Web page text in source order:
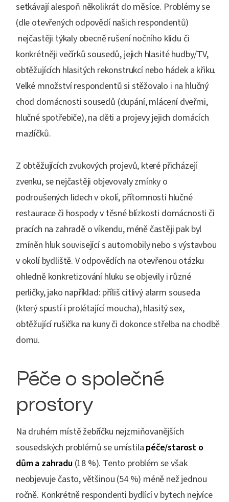
setkávají alespoň několikrát do měsíce. Problémy se
(dle otevřených odpovědí našich respondentů)
nejčastěji týkaly obecně rušení nočního klidu či
konkrétněji večírků sousedů, jejich hlasité hudby/TV,
obtěžujících hlasitých rekonstrukcí nebo hádek a křiku.
Velké množství respondentů si stěžovalo i na hlučný
chod domácnosti sousedů (dupání, mlácení dveřmi,
hlučné spotřebiče), na děti a projevy jejich domácích
mazlíčků.
Z obtěžujících zvukových projevů, které přicházejí
zvenku, se nejčastěji objevovaly zmínky o
podroušených lidech v okolí, přítomnosti hlučné
restaurace či hospody v těsné blízkosti domácnosti či
pracích na zahradě o víkendu, méně častěji pak byl
zmíněn hluk související s automobily nebo s výstavbou
v okolí bydliště. V odpovědích na otevřenou otázku
ohledně konkretizování hluku se objevily i různé
perličky, jako například: příliš citlivý alarm souseda
(který spustí i prolétající moucha), hlasitý sex,
obtěžující rušička na kuny či dokonce střelba na chodbě
domu.
Péče o společné
prostory
Na druhém místě žebříčku nejzmiňovanějších
sousedských problémů se umístila péče/starost o
dům a zahradu(18 %). Tento problém se však
neobjevuje často, většinou (54 %) méně než jednou
ročně. Konkrétně respondenti bydlící v bytech nejvíce